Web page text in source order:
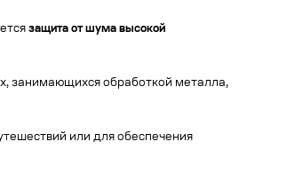
защита от шума высокой
занимающихся обработкой металла,
или для обеспечения